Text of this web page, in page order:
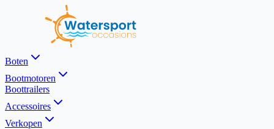
Boten
Bootmotoren
Boottrailers
Accessoires
Verkopen